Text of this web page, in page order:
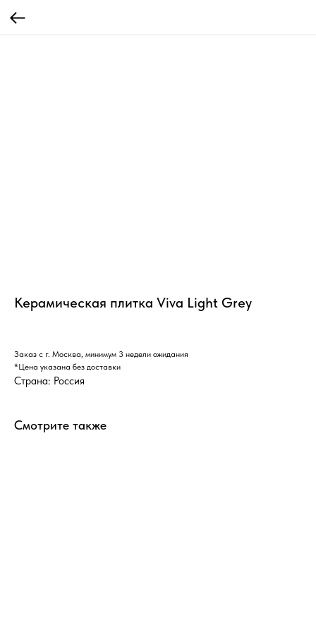
Керамическая плитка Viva Light Grey
Заказ с г. Москва, минимум 3 недели ожидания
*Цена указана без доставки
Страна: Россия
Смотрите также